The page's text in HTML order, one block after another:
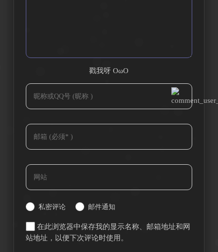
戳我呀 OωO
(=・ω・=)
私密评论 邮件通知
在此浏览器中保存我的显示名称、邮箱地址和网
站地址，以便下次评论时使用。